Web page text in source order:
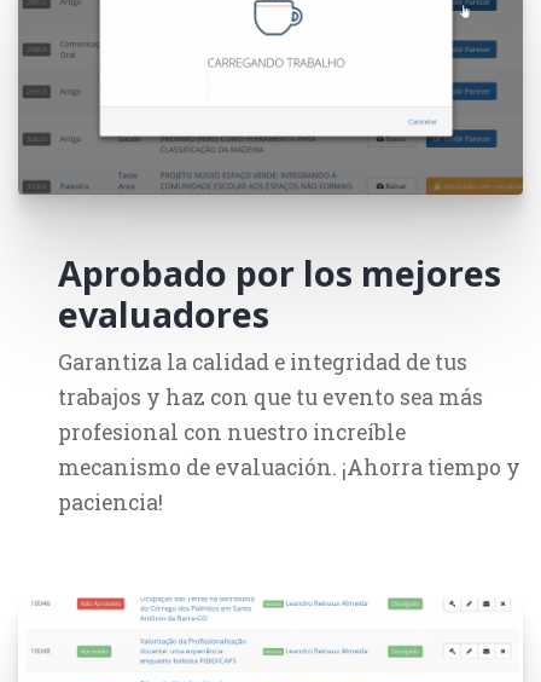
Aprobado por los mejores
evaluadores
Garantiza la calidad e integridad de tus
trabajos y haz con que tu evento sea más
profesional con nuestro increíble
mecanismo de evaluación. ¡Ahorra tiempo y
paciencia!